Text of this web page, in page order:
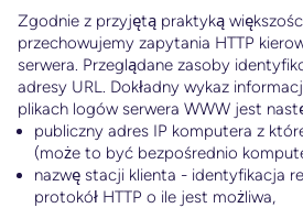
Zgodnie z przyjętą praktyką
przechowujemy zapytania HTTP
serwera. Przeglądane zasoby
adresy URL. Dokładny wykaz
plikach logów serwera WWW jest
publiczny adres IP komputera z
(może to być bezpośrednio
nazwę stacji klienta - identyfikacja
protokół HTTP o ile jest możliwa,